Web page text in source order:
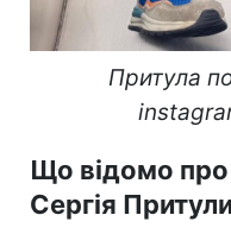
Притула
Що відомо
Сергія